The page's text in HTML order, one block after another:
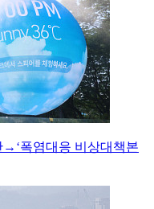
폭염대응 비상대책본